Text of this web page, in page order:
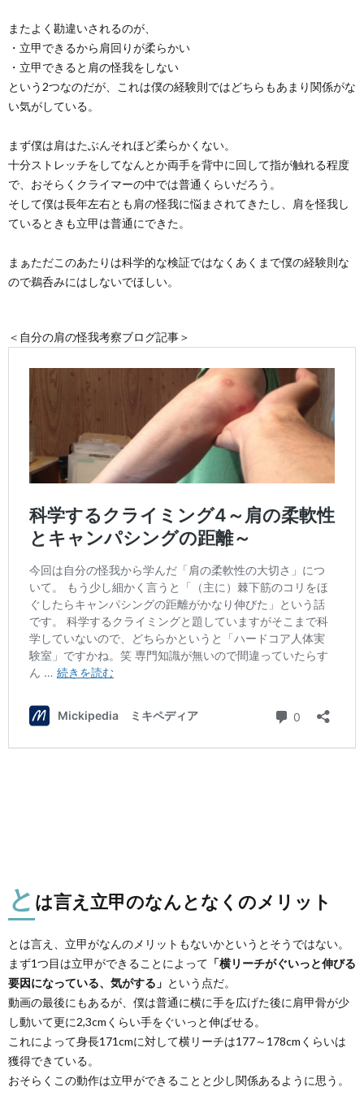
またよく勘違いされるのが、
・立甲できるから肩回りが柔らかい
・立甲できると肩の怪我をしない
という2つなのだが、これは僕の経験則ではどちらもあまり関係がな
い気がしている。
まず僕は肩はたぶんそれほど柔らかくない。
十分ストレッチをしてなんとか両手を背中に回して指が触れる程度
で、おそらくクライマーの中では普通くらいだろう。
そして僕は長年左右とも肩の怪我に悩まされてきたし、肩を怪我し
ているときも立甲は普通にできた。
まぁただこのあたりは科学的な検証ではなくあくまで僕の経験則な
ので鵜呑みにはしないでほしい。
＜自分の肩の怪我考察ブログ記事＞
と は言え立甲のなんとなくのメリット
とは言え、立甲がなんのメリットもないかというとそうではない。
まず1つ目は立甲ができることによって 「横リーチがぐいっと伸びる
要因になっている、気がする」 という点だ。
動画の最後にもあるが、僕は普通に横に手を広げた後に肩甲骨が少
し動いて更に2,3cmくらい手をぐいっと伸ばせる。
これによって身長171cmに対して横リーチは177～178cmくらいは
獲得できている。
おそらくこの動作は立甲ができることと少し関係あるように思う。